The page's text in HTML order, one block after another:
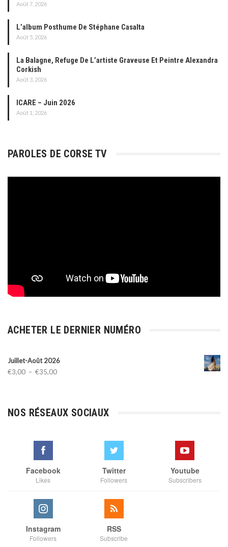
Août 7, 2026
L’album Posthume De Stéphane Casalta
Août 5, 2026
La Balagne, Refuge De L’artiste Graveuse Et Peintre Alexandra
Corkish
Août 3, 2026
ICARE – Juin 2026
Août 1, 2026
PAROLES DE CORSE TV
ACHETER LE DERNIER NUMÉRO
Juillet-Août 2026
€3,00 – €35,00Plage
à
NOS RÉSEAUX SOCIAUX
Facebook
Likes
Twitter
Followers
Youtube
Subscribers
Instagram
Followers
RSS
Subscribe